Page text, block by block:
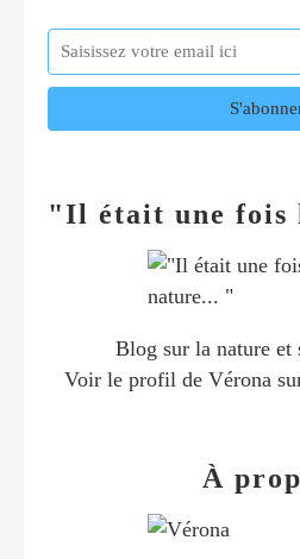
"Il était une fois
Blog sur la nature et
Voir le profil de Vérona
À